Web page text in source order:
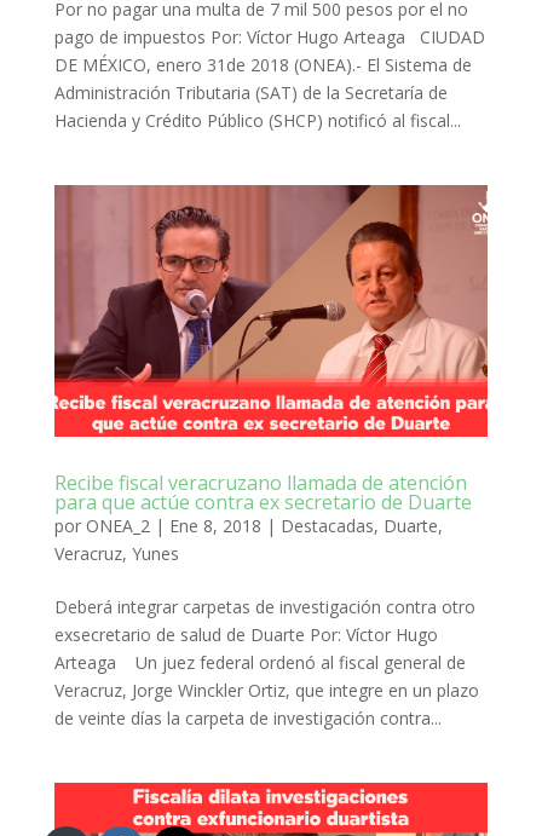
Por no pagar una multa de 7 mil 500 pesos por el no
pago de impuestos Por: Víctor Hugo Arteaga CIUDAD
DE MÉXICO, enero 31de 2018 (ONEA).- El Sistema de
Administración Tributaria (SAT) de la Secretaría de
Hacienda y Crédito Público (SHCP) notificó al fiscal...
Recibe fiscal veracruzano llamada de atención
para que actúe contra ex secretario de Duarte
por ONEA_2| Ene 8, 2018 | Destacadas, Duarte,
Veracruz, Yunes
Deberá integrar carpetas de investigación contra otro
exsecretario de salud de Duarte Por: Víctor Hugo
Arteaga Un juez federal ordenó al fiscal general de
Veracruz, Jorge Winckler Ortiz, que integre en un plazo
de veinte días la carpeta de investigación contra...